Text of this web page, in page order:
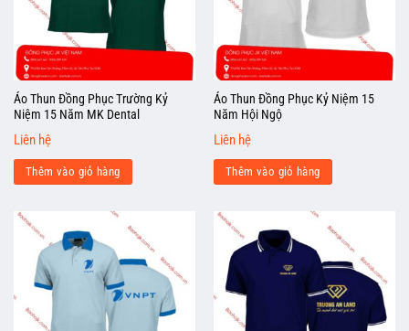
Áo Thun Đồng Phục Trường Kỷ
Niệm 15 Năm MK Dental
Liên hệ
Thêm vào giỏ hàng
Áo Thun Đồng Phục Kỷ Niệm 15
Năm Hội Ngộ
Liên hệ
Thêm vào giỏ hàng